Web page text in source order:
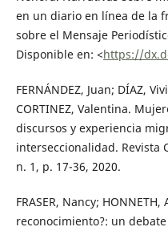
en un diario en línea de la
sobre el Mensaje
Disponible en: <https://
FERNÁNDEZ, Juan; DÍAZ,
CORTINEZ, Valentina.
discursos y experiencia
interseccionalidad. Revista
n. 1, p. 17-36, 2020.
FRASER, Nancy;
reconocimiento?: un